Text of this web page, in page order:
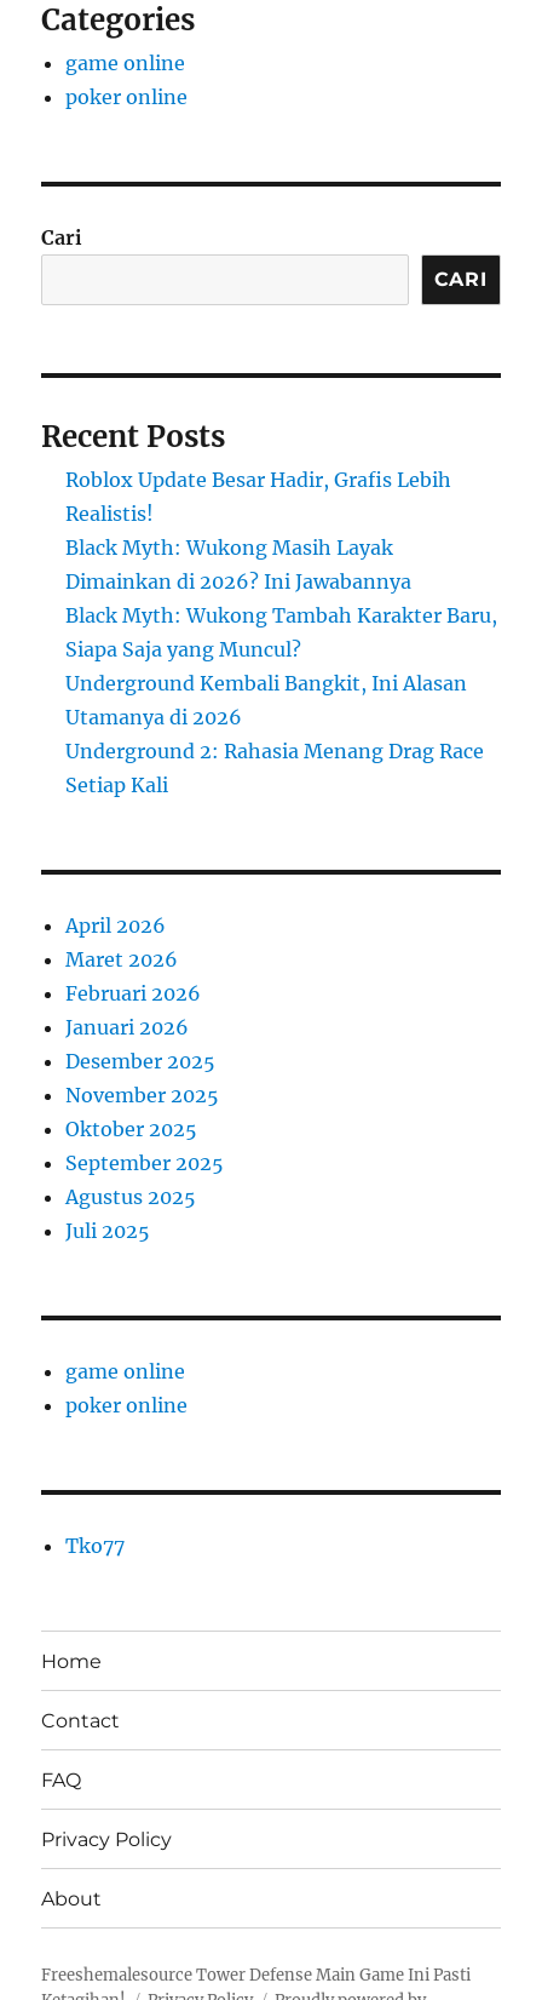
Categories
game online
poker online
Cari
CARI
Recent Posts
Roblox Update Besar Hadir, Grafis Lebih
Realistis!
Black Myth: Wukong Masih Layak
Dimainkan di 2026? Ini Jawabannya
Black Myth: Wukong Tambah Karakter Baru,
Siapa Saja yang Muncul?
Underground Kembali Bangkit, Ini Alasan
Utamanya di 2026
Underground 2: Rahasia Menang Drag Race
Setiap Kali
April 2026
Maret 2026
Februari 2026
Januari 2026
Desember 2025
November 2025
Oktober 2025
September 2025
Agustus 2025
Juli 2025
game online
poker online
Tko77
Home
Contact
FAQ
Privacy Policy
About
Freeshemalesource Tower Defense Main Game Ini Pasti